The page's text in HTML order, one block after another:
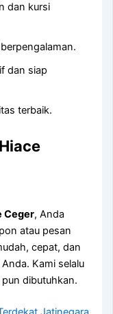
dan kursi
dan siap
terbaik.
Ceger, Anda
atau pesan
cepat, dan
Kami selalu
dibutuhkan.